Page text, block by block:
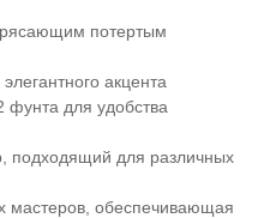
потертым
акцента
фунта для удобства
подходящий для различных
мастеров, обеспечивающая